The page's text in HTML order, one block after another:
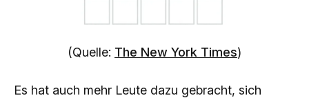
(Quelle: The New York Times)
Es hat auch mehr Leute dazu gebracht, sich